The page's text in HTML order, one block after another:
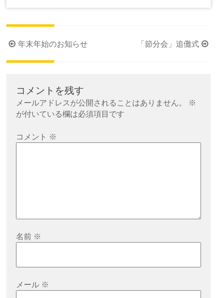
投
稿
年末年始のお知らせ 「節分会」追儺式
コメントを残す
メールアドレスが公開されることはありません。
※
が付いている欄は必須項目です
コメント ※
名前 ※
メール ※